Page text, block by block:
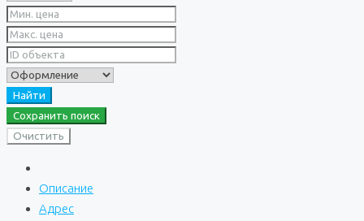
Найти
Сохранить поиск
Очистить
Описание
Адрес